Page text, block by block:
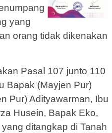
yang
orang tidak dikenakan
Pasal 107 junto 110
Bapak (Mayjen Pur)
Pur) Adityawarman, Ibu
Husein, Bapak Eko,
ditangkap di Tanah